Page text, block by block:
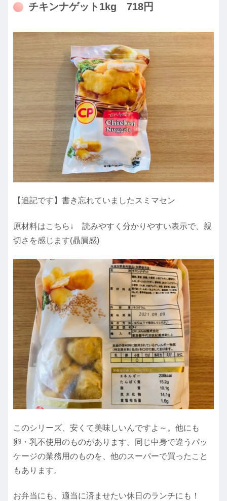
チキンナゲット1kg 718円
【追記です】書き忘れていましたスミマセン
原材料はこちら↓ 読みやすく分かりやすい表示で、親
切さを感じます(贔屓感)
このシリーズ、安くて美味しいんですよ～。他にも
卵・乳不使用のものがあります。同じ中身で違うパッ
ケージの業務用のものを、他のスーパーで買ったこと
もあります。
お弁当にも、適当に済ませたい休日のランチにも！